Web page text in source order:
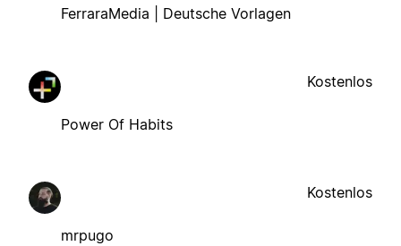
FerraraMedia | Deutsche Vorlagen
Power Of Habits
Kostenlos
mrpugo
Kostenlos